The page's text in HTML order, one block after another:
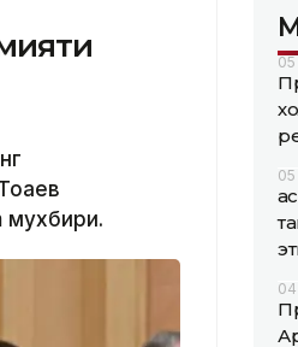
мухбири.
05
05
04